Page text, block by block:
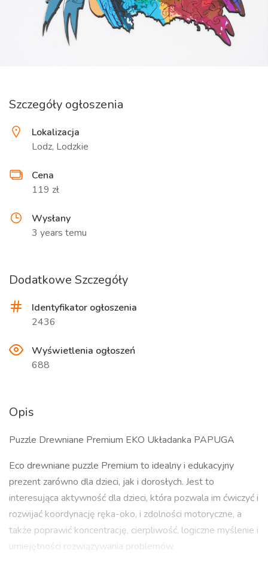
Szczegóły ogłoszenia
Lokalizacja
Lodz, Lodzkie
Cena
119 zł
Wysłany
3 years temu
Dodatkowe Szczegóły
Identyfikator ogłoszenia
2436
Wyświetlenia ogłoszeń
688
Opis
Puzzle Drewniane Premium EKO Układanka PAPUGA
Eco drewniane puzzle Premium to idealny i edukacyjny
prezent zarówno dla dzieci, jak i dorosłych. Jest to
interesująca aktywność dla dzieci, która pozwala im ćwiczyć i
rozwijać koordynację ręka-oko, i zdolności motoryczne, a
także poprawić koncentrację, cierpliwość, logiczne myślenie i
umiejętności rozwiązywania problemów.